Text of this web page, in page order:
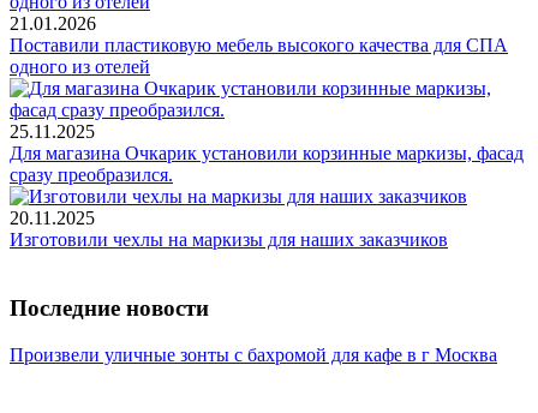
21.01.2026
Поставили пластиковую мебель высокого качества для СПА
одного из отелей
25.11.2025
Для магазина Очкарик установили корзинные маркизы, фасад
сразу преобразился.
20.11.2025
Изготовили чехлы на маркизы для наших заказчиков
Последние новости
Произвели уличные зонты с бахромой для кафе в г Москва